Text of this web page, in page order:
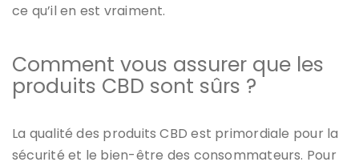
ce qu’il en est vraiment.
Comment vous assurer que les
produits CBD sont sûrs ?
La qualité des produits CBD est primordiale pour la
sécurité et le bien-être des consommateurs. Pour